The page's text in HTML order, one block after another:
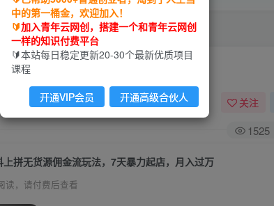
，月入过万
关注
1525
上拼无货源佣金流玩法，7天暴力起店，月入过万
读，请付费后查看
中的第一桶金，欢迎加入！
🔰加入青年云网创，搭建一个和青年云网创
一样的知识付费平台
🔰本站每日稳定更新20-30个最新优质项目
课程
开通VIP会员 开通高级合伙人